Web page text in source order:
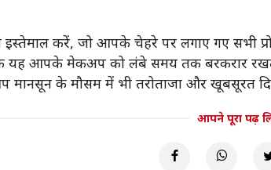
करें, जो आपके चेहरे पर लगाए गए सभी
यह आपके मेकअप को लंबे समय तक बरकरार
मानसून के मौसम में भी तरोताजा और खूबसूरत
आपने पूरा पढ़